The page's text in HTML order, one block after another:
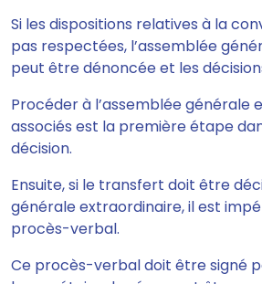
Si les dispositions relatives à la
pas respectées, l’assemblée
peut être dénoncée et les
Procéder à l’assemblée générale
associés est la première étape
décision.
Ensuite,si le transfert doit être
générale extraordinaire, il est
procès-verbal.
Ce procès-verbal doit être signé